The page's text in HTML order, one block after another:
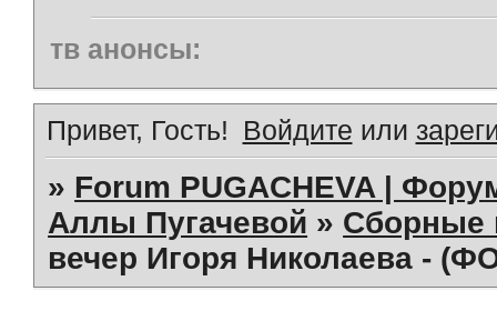
тв анонсы:
Привет, Гость! Войдите или
» Forum PUGACHEVA |
Аллы Пугачевой » Сборные
вечер Игоря Николаева -